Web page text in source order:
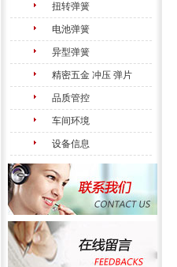
扭转弹簧
电池弹簧
异型弹簧
精密五金 冲压 弹片
品质管控
车间环境
设备信息